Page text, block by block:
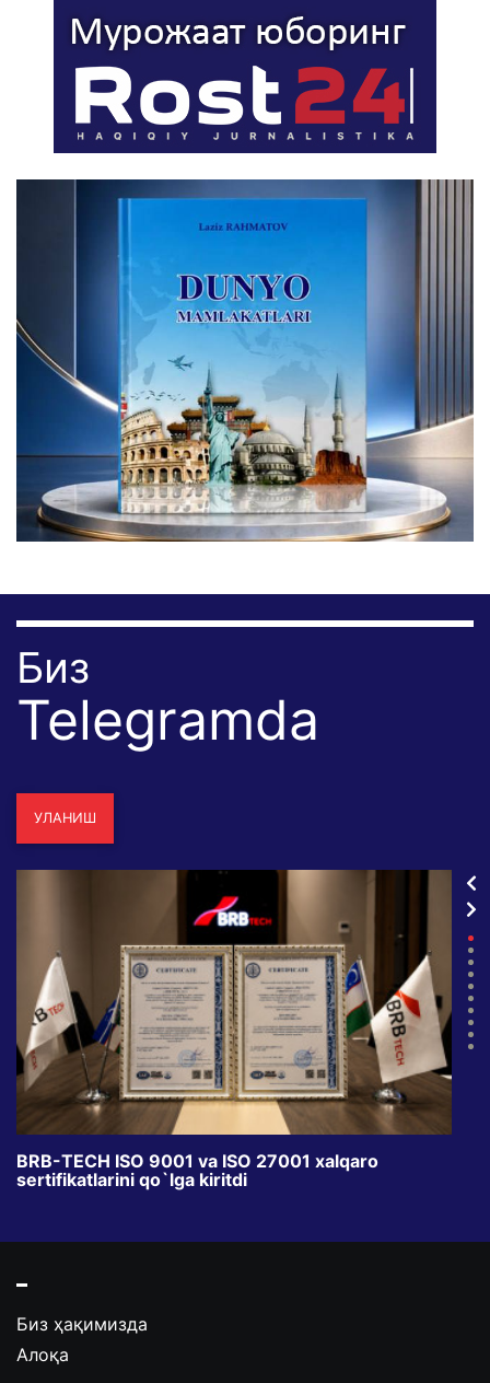
Биз
Telegramda
УЛАНИШ
BRB-TECH ISO 9001 va ISO 27001 xalqaro
sertifikatlarini qo`lga kiritdi
Биз ҳақимизда
Алоқа